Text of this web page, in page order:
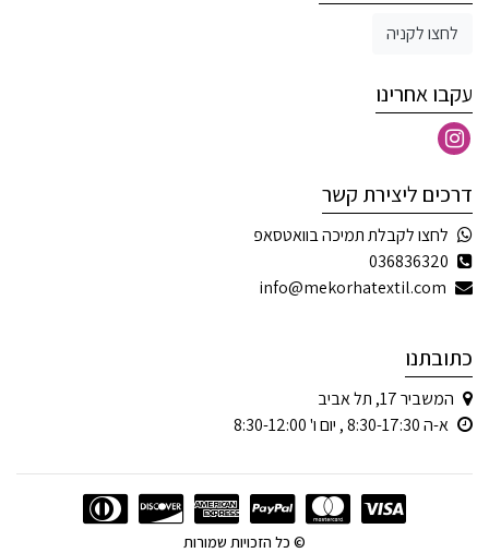
לחצו לקניה
עקבו אחרינו
דרכים ליצירת קשר
לחצו לקבלת תמיכה בוואטסאפ
036836320
info@mekorhatextil.com
כתובתנו
המשביר 17, תל אביב
א-ה 8:30-17:30 , יום ו' 8:30-12:00
© כל הזכויות שמורות